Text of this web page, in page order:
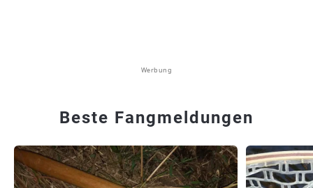
Werbung
Beste Fangmeldungen